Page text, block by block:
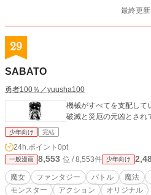
最終更
29
SABATO
勇者100％／yuusha100
機械がすべてを支配して
破滅と災厄の元凶とされ
少年向け 完結
24h.ポイント 0pt
一般漫画 8,553 位 / 8,553件 少年向け
魔女 ファンタジー バトル 魔法
モンスター
アクション オリジナル